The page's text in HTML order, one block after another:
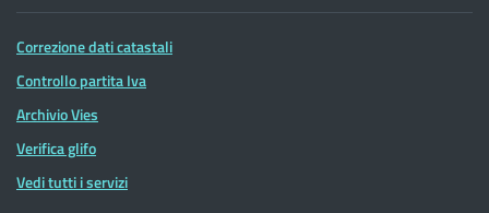
Correzione dati catastali
Controllo partita Iva
Archivio Vies
Verifica glifo
Vedi tutti i servizi